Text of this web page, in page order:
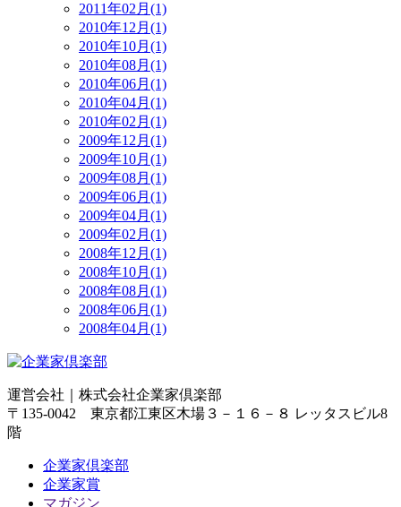
2011年02月(1)
2010年12月(1)
2010年10月(1)
2010年08月(1)
2010年06月(1)
2010年04月(1)
2010年02月(1)
2009年12月(1)
2009年10月(1)
2009年08月(1)
2009年06月(1)
2009年04月(1)
2009年02月(1)
2008年12月(1)
2008年10月(1)
2008年08月(1)
2008年06月(1)
2008年04月(1)
運営会社｜ 株式会社企業家倶楽部
〒135-0042 東京都江東区木場３－１６－８ レッタスビル8
階
企業家倶楽部
企業家賞
マガジン